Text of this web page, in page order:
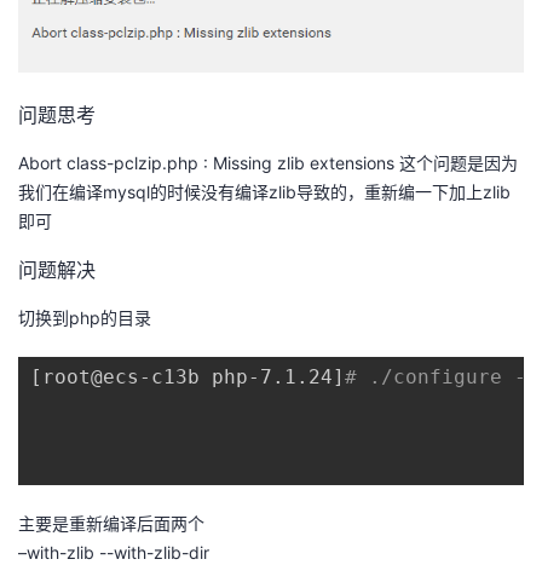
坛
圈
的
我
动
关
注
的
开
发
者
我
我
的
Programs
我
的
支
的
我
问题思考
Abort class-pclzip.php : Missing zlib extensions 这个问题是因为
我们在编译mysql的时候没有编译zlib导致的，重新编一下加上zlib
即可
问题解决
切换到php的目录
[ root@ecs-c13b php-7.1.24] # ./configure --
主要是重新编译后面两个
–with-zlib --with-zlib-dir